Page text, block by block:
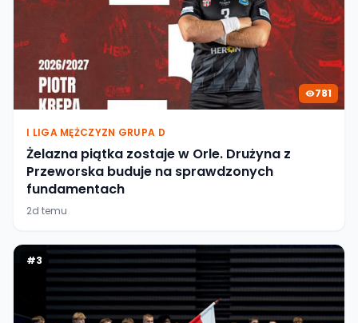
781
I LIGA MĘŻCZYZN GRUPA D
Żelazna piątka zostaje w Orle. Drużyna z
Przeworska buduje na sprawdzonych
fundamentach
2d temu
#3